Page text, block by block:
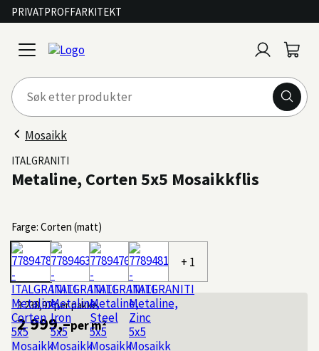
PRIVATPROFFARKITEKT
open
menu
inn
Mosaikk
ITALGRANITI
Metaline, Corten 5x5 Mosaikkflis
Farge: Corten (matt)
+ 1
3 238,92per pakke
2 999,–per m²